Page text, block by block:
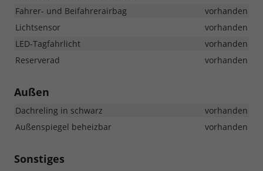
Fahrer- und Beifahrerairbag
vorhanden
Lichtsensor
vorhanden
LED-Tagfahrlicht
vorhanden
Reserverad
vorhanden
Außen
Dachreling in schwarz
vorhanden
Außenspiegel beheizbar
vorhanden
Sonstiges